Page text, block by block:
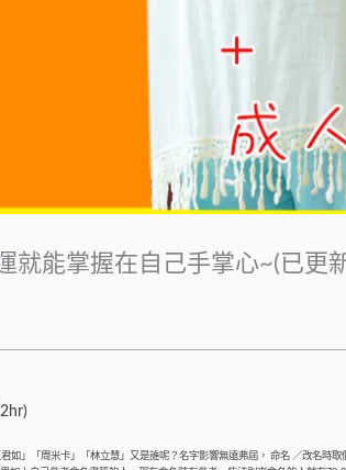
就能掌握在自己手掌心~(已更
」「周米卡」「林立慧」又是誰呢？名字影響無遠弗屆， 命名 ／改名